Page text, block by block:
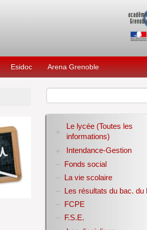
Esidoc Arena Grenoble
Le lycée (Toutes les
informations)
RENTREE 2026-2027
Stage des élèves de
Intendance-Gestion
Restauration scolaire
Bourses nationales
Année scolaire
Année scolaire
Année scolaire
Fonds social
La vie scolaire
Les résultats du bac. du
FCPE
F.S.E.